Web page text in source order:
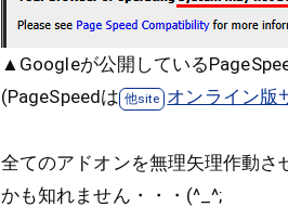
▲Googleが公開している
(PageSpeedは
オンライン版
全てのアドオンを無理矢理作動
かも知れません・・・(^_^;